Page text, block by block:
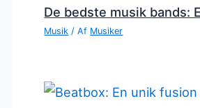
De bedste musik bands:
Musik / Af Musiker